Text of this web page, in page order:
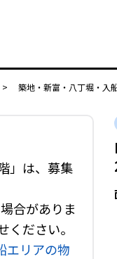
> 築地・新富・八丁堀・入
」は、募集
合がありま
ください。
エリアの物